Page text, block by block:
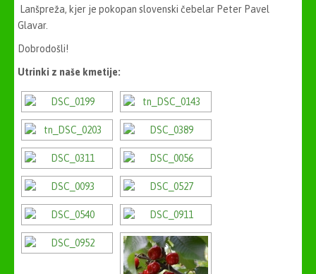
Lanšpreža, kjer je pokopan slovenski čebelar Peter Pavel
Glavar.
Dobrodošli!
Utrinki z naše kmetije: